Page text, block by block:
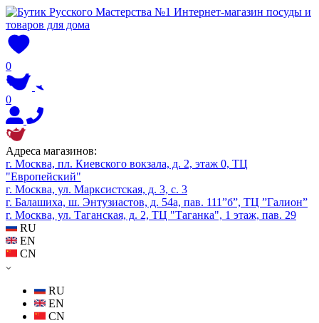
0
0
Адреса магазинов:
г. Москва, пл. Киевского вокзала, д. 2, этаж 0, ТЦ
"Европейский"
г. Москва, ул. Марксистская, д. 3, с. 3
г. Балашиха, ш. Энтузиастов, д. 54а, пав. 111”б”, ТЦ ”Галион”
г. Москва, ул. Таганская, д. 2, ТЦ "Таганка", 1 этаж, пав. 29
RU
EN
CN
RU
EN
CN